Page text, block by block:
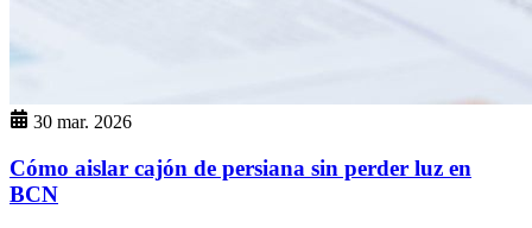
30 mar. 2026
Cómo aislar cajón de persiana sin perder luz en
BCN